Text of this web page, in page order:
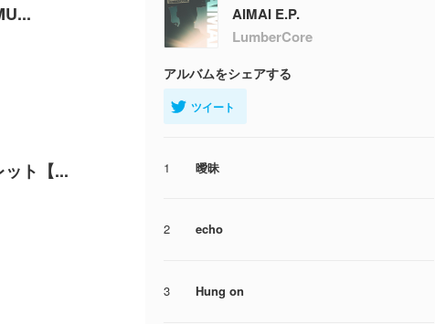
ト【...
AIMAI E.P.
LumberCore
アルバムをシェアする
ツイート
1 曖昧
2 echo
3 Hung on